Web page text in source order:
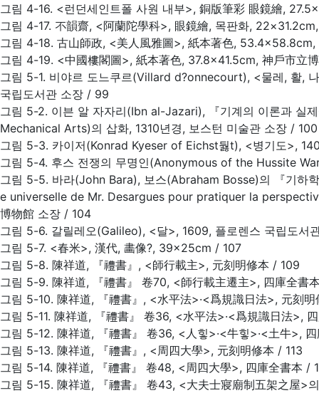
그림 4-16. <런던세인트폴 사원 내부>, 銅版筆彩 眼鏡繪,
그림 4-17. 不韻齋, <阿蘭陀學科>, 眼鏡繪, 목판화,
그림 4-18. 古山師政, <美人風雅圖>, 紙本著色,
그림 4-19. <中國樓閣圖>, 紙本著色, 37.8×41.5cm, 神戶市立
그림 5-1. 비야르 도느쿠르(Villard d?onnecourt), <물레, 활,
국립도서관 소장 / 99
그림 5-2. 이븐 알 자자리(Ibn al-Jazari), 『기계의 이론과
Mechanical Arts)의 삽화, 1310년경, 보스턴 미술관 소장 / 100
그림 5-3. 카이저(Konrad Kyeser of Eichst둻t), <병기도>,
그림 5-4. 후스 전쟁의 무명인(Anonymous of the Hussite
그림 5-5. 바라(John Bara), 보스(Abraham Bosse)의 『기하
e universelle de Mr. Desargues pour pratiquer la
博物館 소장 / 104
그림 5-6. 갈릴레오(Galileo), <달>, 1609, 플로렌스 국립도서
그림 5-7. <春米>, 漢代, 畵像?, 39×25cm / 107
그림 5-8. 陳祥道, 『禮書』, <師行載主>, 元刻明修本 / 109
그림 5-9. 陳祥道, 『禮書』 卷70, <師行載主遷主>, 四庫全書
그림 5-10. 陳祥道, 『禮書』, <水平法>·<爲規識日法>, 元刻明
그림 5-11. 陳祥道, 『禮書』 卷36, <水平法>·<爲規識日法>,
그림 5-12. 陳祥道, 『禮書』 卷36, <人힣>·<牛힣>·<土牛>,
그림 5-13. 陳祥道, 『禮書』, <周四大學>, 元刻明修本 / 113
그림 5-14. 陳祥道, 『禮書』 卷48, <周四大學>, 四庫全書本 /
그림 5-15. 陳祥道, 『禮書』 卷43, <大夫士寢廟制五架之屋>